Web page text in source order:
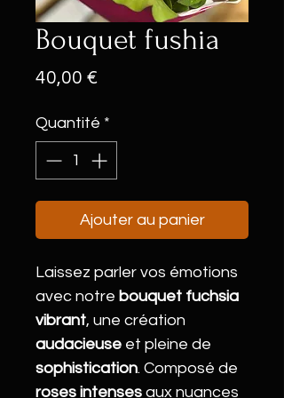
Bouquet fushia
40,00 €
Quantité *
Ajouter au panier
Laissez parler vos émotions
avec notre bouquet fuchsia
vibrant, une création
audacieuse et pleine de
sophistication. Composé de
roses intenses aux nuances